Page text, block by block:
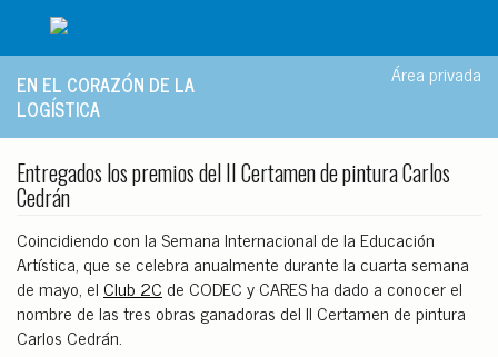
EN EL CORAZÓN DE LA
LOGÍSTICA
Área privada
Entregados los premios del II Certamen de pintura Carlos
Cedrán
Coincidiendo con la Semana Internacional de la Educación
Artística, que se celebra anualmente durante la cuarta semana
de mayo, elClub 2C de CODEC y CARES ha dado a conocer el
nombre de las tres obras ganadoras del II Certamen de pintura
Carlos Cedrán.